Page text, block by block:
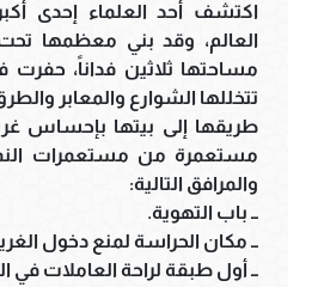
اكتشف أحد العلماء إحدى
العالم، وقد بني معظمها
مساحتها ثلاثين فداناً، حفرت
تتخللها الشوارع والمعابر
طريقها إلى بيتها بإحساس
مستعمرة من مستعمرات
والمرافق التالية:
ــ باب التهوية.
ــ مكان الحراسة لمنع دخول
ــ أول طبقة لراحة العاملات في